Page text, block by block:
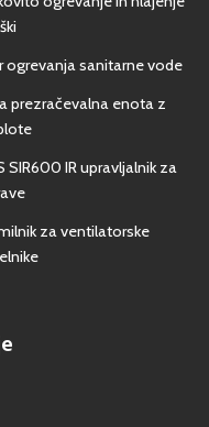
ogrevanja sanitarne vode
prezračevalna enota z
IR upravljalnik za
za ventilatorske